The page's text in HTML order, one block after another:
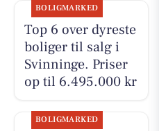
BOLIGMARKED
Top 6 over dyreste
boliger til salg i
Svinninge. Priser
op til 6.495.000 kr
BOLIGMARKED